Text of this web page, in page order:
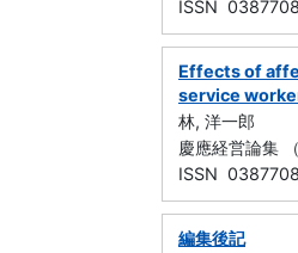
ISSN
Effects of
service
林, 洋一郎
慶應経営論集
ISSN
編集後記